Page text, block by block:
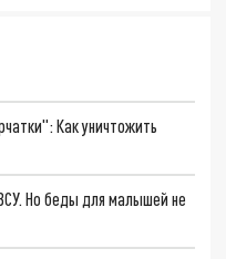
Как уничтожить
Но беды для малышей не